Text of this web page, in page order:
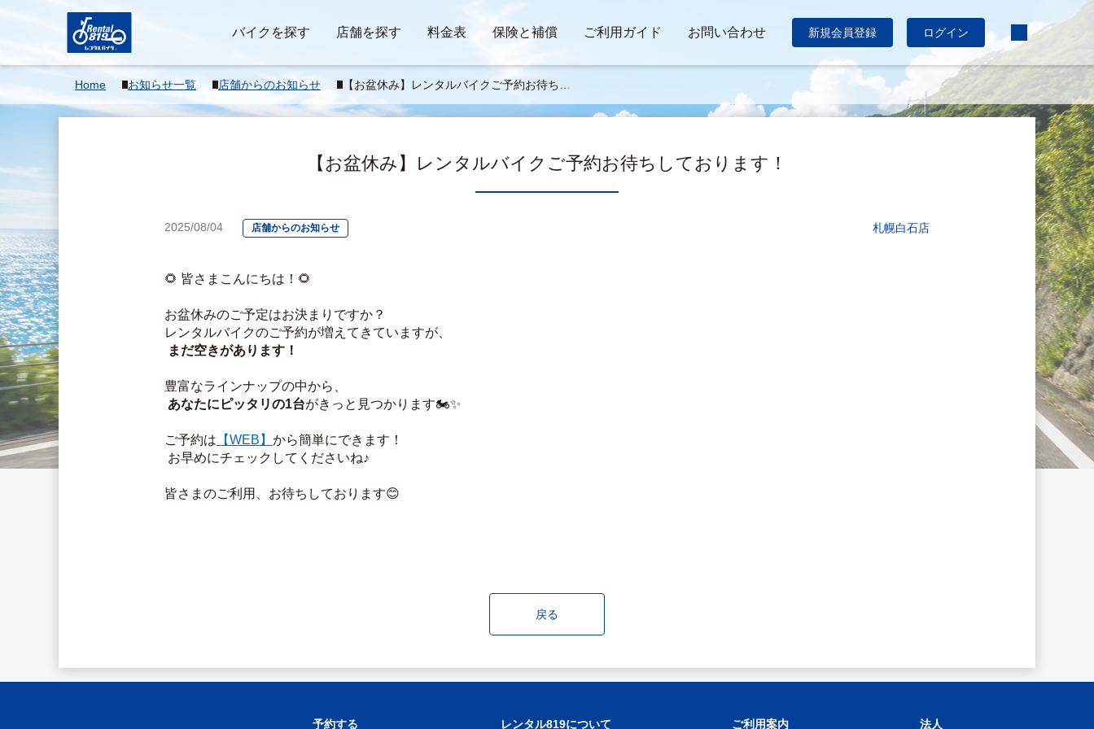
バイクを探す 店舗を探す 料金表 保険と補償 ご利用ガイド お問い合わせ 新規会員登録 ログイン
Home お知らせ一覧 店舗からのお知らせ
【お盆休み】レンタルバイクご予約お待ちし
ております！
【お盆休み】レンタルバイクご予約お待ちしております！
2025/08/04 店舗からのお知らせ 札幌白石店
🌻 皆さまこんにちは！🌻
お盆休みのご予定はお決まりですか？
レンタルバイクのご予約が増えてきていますが、
まだ空きがあります！
豊富なラインナップの中から、
あなたにピッタリの1台がきっと見つかります🏍️✨
ご予約は 【WEB】 から簡単にできます！
お早めにチェックしてくださいね♪
皆さまのご利用、お待ちしております😊
戻る
予約する レンタル819について ご利用案内 法人